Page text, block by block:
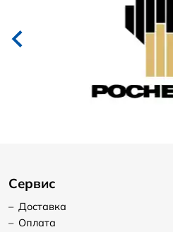
Сервис
– Доставка
– Оплата